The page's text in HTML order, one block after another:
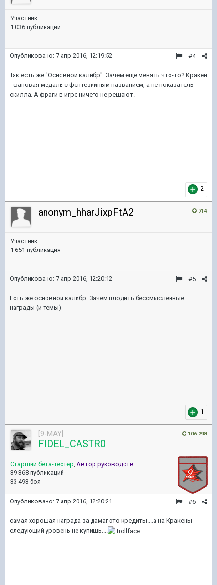
Участник
1 036 публикаций
#4
Опубликовано: 7 апр 2016, 12:19:52
Так есть же "Основной калибр". Зачем ещё менять что-то? Кракен
- фановая медаль с фентезийным названием, а не показатель
скилла. А фраги в игре ничего не решают.
2
714
anonym_hharJixpFtA2
Участник
1 651 публикация
#5
Опубликовано: 7 апр 2016, 12:20:12
Есть же основной калибр. Зачем плодить бессмысленные
награды (и темы).
1
106 298
[9-MAY]
FIDEL_CASTR0
Старший бета-тестер, Автор руководств
39 368 публикаций
33 493 боя
#6
Опубликовано: 7 апр 2016, 12:20:21
самая хорошая награда за дамаг это кредиты....а на Кракены
следующий уровень не купишь....